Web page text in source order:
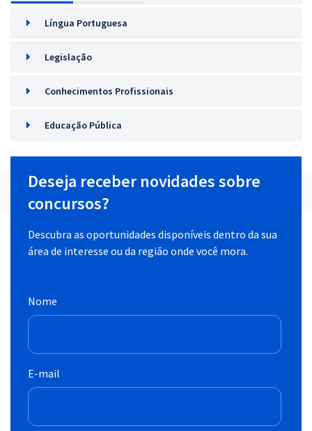
Língua Portuguesa
Legislação
Conhecimentos Profissionais
Educação Pública
Deseja receber novidades sobre
concursos?
Descubra as oportunidades disponíveis dentro da sua
área de interesse ou da região onde você mora.
Nome
E-mail